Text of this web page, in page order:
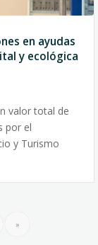
en ayudas
y ecológica
valor total de
por el
y Turismo
»